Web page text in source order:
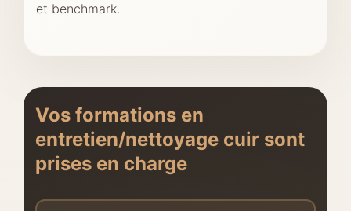
et benchmark.
Vos formations en
entretien/nettoyage cuir sont
prises en charge